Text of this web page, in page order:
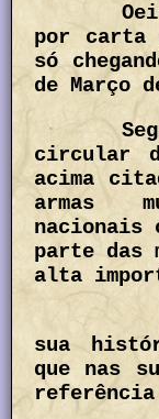
por carta
só
de Março
circular
acima
armas
nacionais
parte das
alta
sua
que nas